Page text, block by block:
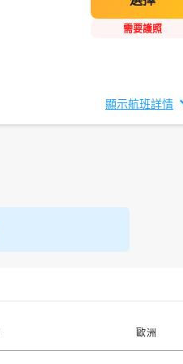
需要護照
顯示航班詳情
歐洲